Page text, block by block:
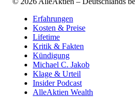
Erfahrungen
Kosten & Preise
Lifetime
Kritik & Fakten
Kündigung
Michael C. Jakob
Klage & Urteil
Insider Podcast
AlleAktien Wealth